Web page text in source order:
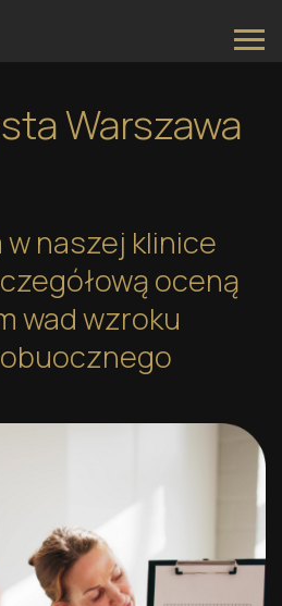
Warszawa
naszej klinice
oceną
wad wzroku